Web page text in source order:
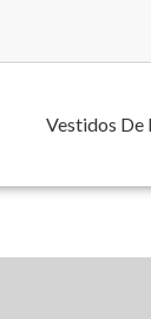
Vestidos De